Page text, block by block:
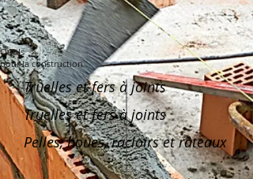
Outils
pour la construction
Truelles et fers à joints
Truelles et fers à joints
Pelles, houes, racloirs et râteaux